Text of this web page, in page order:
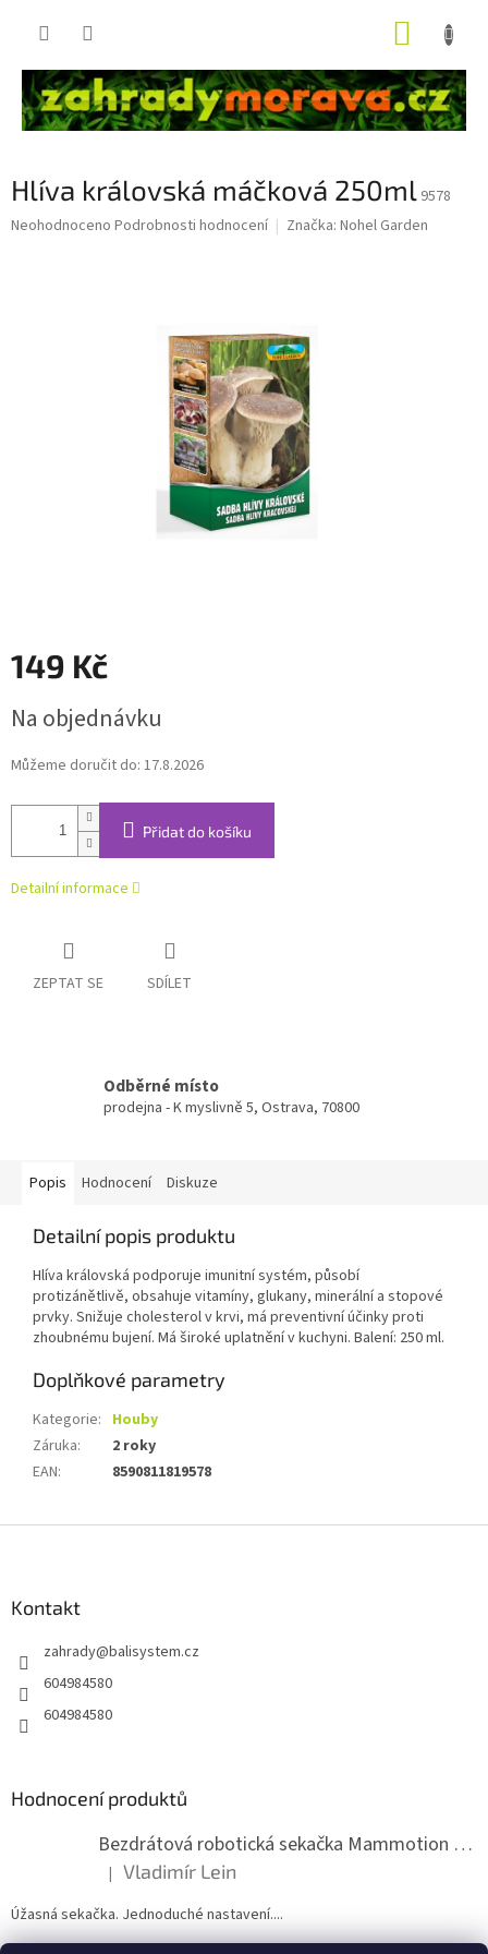
Hlíva královská máčková 250ml 9578
Průměrné
Neohodnoceno Podrobnosti hodnocení Značka: Nohel Garden
149 Kč
cena:
Na objednávku
Můžeme doručit do: 17.8.2026
Přidat do košíku
Detailní informace
ZEPTAT SE SDÍLET
Odběrné místo
prodejna - K myslivně 5, Ostrava, 70800
Popis Hodnocení Diskuze
Detailní popis produktu
Hlíva královská podporuje imunitní systém, působí
protizánětlivě, obsahuje vitamíny, glukany, minerální a stopové
prvky. Snižuje cholesterol v krvi, má preventivní účinky proti
zhoubnému bujení. Má široké uplatnění v kuchyni. Balení: 250 ml.
Doplňkové parametry
Kategorie: Houby
Záruka:
2 roky
EAN: 8590811819578
Kontakt
zahrady@balisystem.cz
604984580
604984580
Hodnocení produktů
Bezdrátová robotická sekačka Mammotion LUBA mini 2 1500
Hodnocení produktu je 5 z 5 hvězdiček.
| Vladimír Lein
Úžasná sekačka. Jednoduché nastavení....